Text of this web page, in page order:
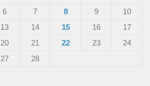
6 7 8 9
10
13 14 15 16
17
20 21 22 23
24
27
28